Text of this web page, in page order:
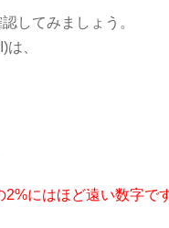
してみましょう。
、
にはほど遠い数字で